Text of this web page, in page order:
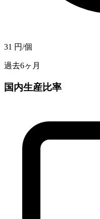
31 円/個
過去6ヶ月
国内生産比率